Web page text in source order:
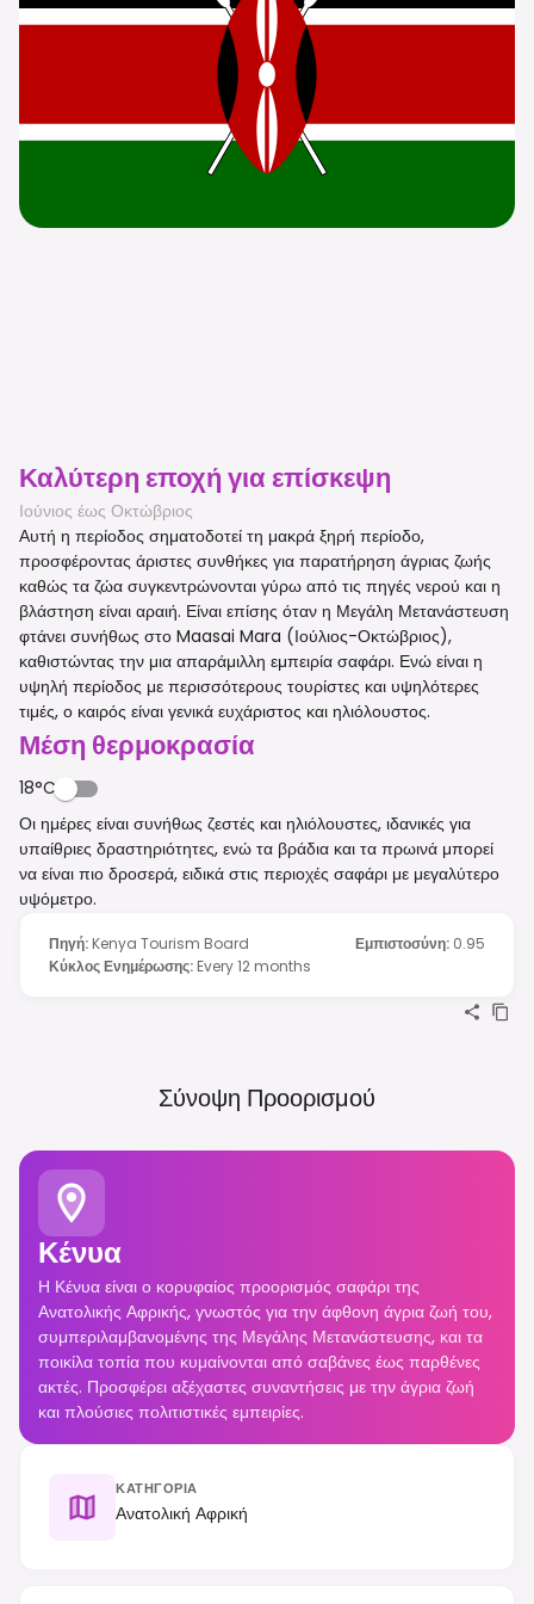
Καλύτερη εποχή για επίσκεψη
Ιούνιος έως Οκτώβριος
Αυτή η περίοδος σηματοδοτεί τη μακρά ξηρή περίοδο,
προσφέροντας άριστες συνθήκες για παρατήρηση άγριας ζωής
καθώς τα ζώα συγκεντρώνονται γύρω από τις πηγές νερού και η
βλάστηση είναι αραιή. Είναι επίσης όταν η Μεγάλη Μετανάστευση
φτάνει συνήθως στο Maasai Mara (Ιούλιος-Οκτώβριος),
καθιστώντας την μια απαράμιλλη εμπειρία σαφάρι. Ενώ είναι η
υψηλή περίοδος με περισσότερους τουρίστες και υψηλότερες
τιμές, ο καιρός είναι γενικά ευχάριστος και ηλιόλουστος.
Μέση θερμοκρασία
18°C
Οι ημέρες είναι συνήθως ζεστές και ηλιόλουστες, ιδανικές για
υπαίθριες δραστηριότητες, ενώ τα βράδια και τα πρωινά μπορεί
να είναι πιο δροσερά, ειδικά στις περιοχές σαφάρι με μεγαλύτερο
υψόμετρο.
Πηγή: Kenya Tourism Board Εμπιστοσύνη: 0.95
Κύκλος Ενημέρωσης: Every 12 months
Σύνοψη Προορισμού
Κένυα
Η Κένυα είναι ο κορυφαίος προορισμός σαφάρι της
Ανατολικής Αφρικής, γνωστός για την άφθονη άγρια ζωή του,
συμπεριλαμβανομένης της Μεγάλης Μετανάστευσης, και τα
ποικίλα τοπία που κυμαίνονται από σαβάνες έως παρθένες
ακτές. Προσφέρει αξέχαστες συναντήσεις με την άγρια ζωή
και πλούσιες πολιτιστικές εμπειρίες.
ΚΑΤΗΓΟΡΊΑ
Ανατολική Αφρική